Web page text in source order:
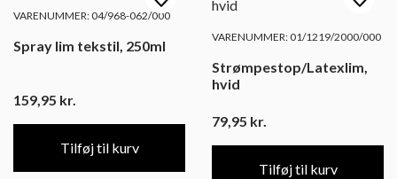
VARENUMMER: 04/968-062/000
Spray lim tekstil, 250ml
159,95 kr.
Tilføj til kurv
VARENUMMER: 01/1219/2000/000
Strømpestop/Latexlim,
hvid
79,95 kr.
Tilføj til kurv